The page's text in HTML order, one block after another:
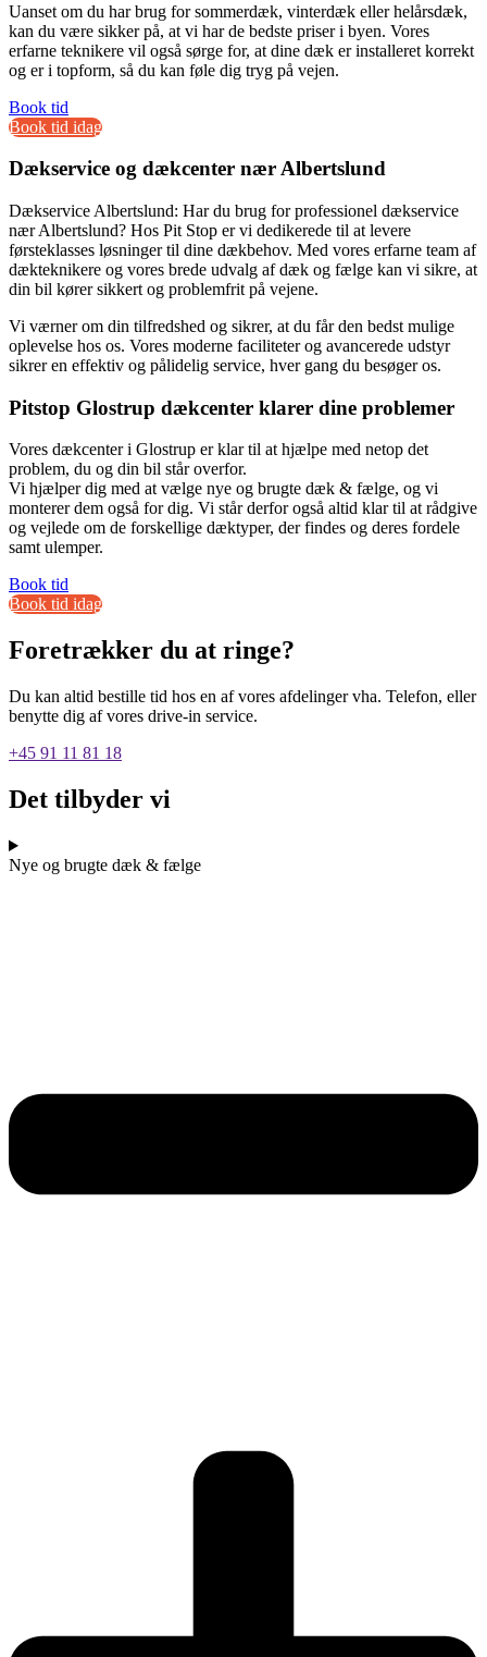
Uanset om du har brug for sommerdæk, vinterdæk eller helårsdæk,
kan du være sikker på, at vi har de bedste priser i byen. Vores
erfarne teknikere vil også sørge for, at dine dæk er installeret korrekt
og er i topform, så du kan føle dig tryg på vejen.
Book tid
Book tid idag
Dækservice og dækcenter nær Albertslund
Dækservice Albertslund: Har du brug for professionel dækservice
nær Albertslund? Hos Pit Stop er vi dedikerede til at levere
førsteklasses løsninger til dine dækbehov. Med vores erfarne team af
dækteknikere og vores brede udvalg af dæk og fælge kan vi sikre, at
din bil kører sikkert og problemfrit på vejene.
Vi værner om din tilfredshed og sikrer, at du får den bedst mulige
oplevelse hos os. Vores moderne faciliteter og avancerede udstyr
sikrer en effektiv og pålidelig service, hver gang du besøger os.
Pitstop Glostrup dækcenter klarer dine problemer
Vores dækcenter i Glostrup er klar til at hjælpe med netop det
problem, du og din bil står overfor.
Vi hjælper dig med at vælge nye og brugte dæk & fælge, og vi
monterer dem også for dig. Vi står derfor også altid klar til at rådgive
og vejlede om de forskellige dæktyper, der findes og deres fordele
samt ulemper.
Book tid
Book tid idag
Foretrækker du at ringe?
Du kan altid bestille tid hos en af vores afdelinger vha. Telefon, eller
benytte dig af vores drive-in service.
+45 91 11 81 18
Det tilbyder vi
Nye og brugte dæk & fælge